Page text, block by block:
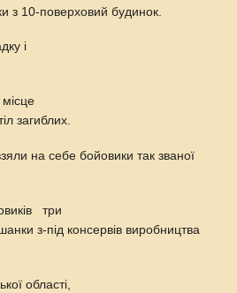
з 10-поверховий будинок.
і
загиблих.
на себе бойовики так званої
три
з-під консервів виробництва
області,